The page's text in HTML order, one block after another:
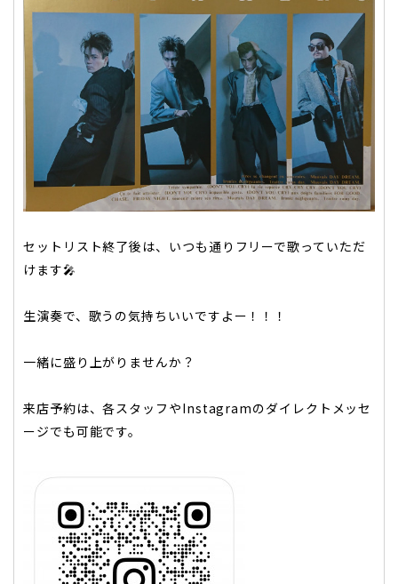
セットリスト終了後は、いつも通りフリーで歌っていただ
けます🎤
生演奏で、歌うの気持ちいいですよー！！！
一緒に盛り上がりませんか？
来店予約は、各スタッフやInstagramのダイレクトメッセ
ージでも可能です。